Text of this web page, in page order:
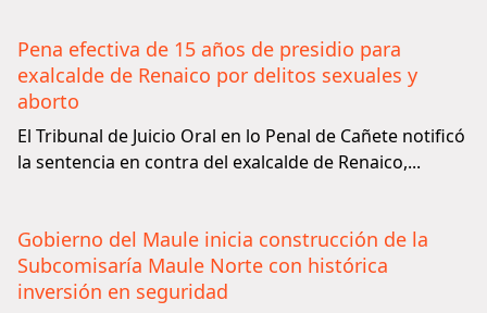
Pena efectiva de 15 años de presidio para
exalcalde de Renaico por delitos sexuales y
aborto
El Tribunal de Juicio Oral en lo Penal de Cañete notificó
la sentencia en contra del exalcalde de Renaico,...
Gobierno del Maule inicia construcción de la
Subcomisaría Maule Norte con histórica
inversión en seguridad